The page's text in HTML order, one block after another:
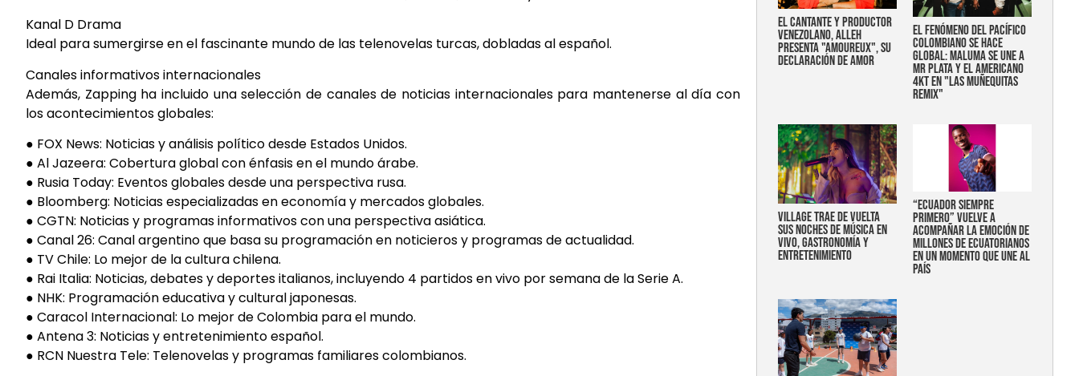
Kanal D Drama
Ideal para sumergirse en el fascinante mundo de las telenovelas turcas, dobladas al español.
Canales informativos internacionales
Además, Zapping ha incluido una selección de canales de noticias internacionales para mantenerse al día con
los acontecimientos globales:
● FOX News: Noticias y análisis político desde Estados Unidos.
● Al Jazeera: Cobertura global con énfasis en el mundo árabe.
● Rusia Today: Eventos globales desde una perspectiva rusa.
● Bloomberg: Noticias especializadas en economía y mercados globales.
● CGTN: Noticias y programas informativos con una perspectiva asiática.
● Canal 26: Canal argentino que basa su programación en noticieros y programas de actualidad.
● TV Chile: Lo mejor de la cultura chilena.
● Rai Italia: Noticias, debates y deportes italianos, incluyendo 4 partidos en vivo por semana de la Serie A.
● NHK: Programación educativa y cultural japonesas.
● Caracol Internacional: Lo mejor de Colombia para el mundo.
● Antena 3: Noticias y entretenimiento español.
● RCN Nuestra Tele: Telenovelas y programas familiares colombianos.
EL CANTANTE Y PRODUCTOR
VENEZOLANO, ALLEH
PRESENTA "AMOUREUX", SU
DECLARACIÓN DE AMOR
EL FENÓMENO DEL PACÍFICO
COLOMBIANO SE HACE
GLOBAL: MALUMA SE UNE A
MR PLATA Y EL AMERICANO
4KT EN "LAS MUÑEQUITAS
REMIX"
Village trae de vuelta
sus noches de música en
vivo, gastronomía y
entretenimiento
“Ecuador siempre
primero” vuelve a
acompañar la emoción de
millones de ecuatorianos
en un momento que une al
país